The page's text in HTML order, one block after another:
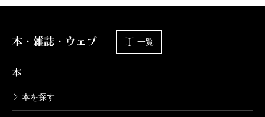
本・雑誌・ウェブ 一覧
本
本を探す